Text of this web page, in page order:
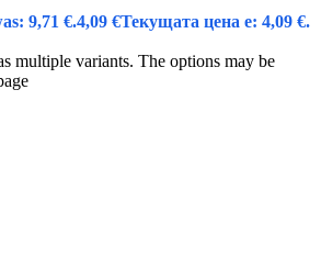
9,71 €.4,09 €Текущата цена е: 4,09 €.
multiple variants. The options may be